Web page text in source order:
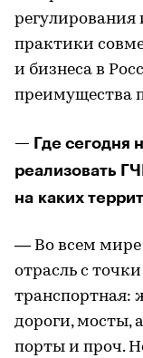
регулирования
практики
и бизнеса в
преимущества
— Где сегодня
реализовать
на каких
— Во всем мире
отрасль с
транспортная:
дороги, мосты,
порты и проч.